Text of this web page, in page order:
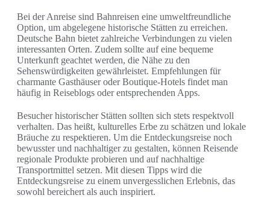
Bei der Anreise sind Bahnreisen eine umweltfreundliche
Option, um abgelegene historische Stätten zu erreichen.
Deutsche Bahn bietet zahlreiche Verbindungen zu vielen
interessanten Orten. Zudem sollte auf eine bequeme
Unterkunft geachtet werden, die Nähe zu den
Sehenswürdigkeiten gewährleistet. Empfehlungen für
charmante Gasthäuser oder Boutique-Hotels findet man
häufig in Reiseblogs oder entsprechenden Apps.
Besucher historischer Stätten sollten sich stets respektvoll
verhalten. Das heißt, kulturelles Erbe zu schätzen und lokale
Bräuche zu respektieren. Um die Entdeckungsreise noch
bewusster und nachhaltiger zu gestalten, können Reisende
regionale Produkte probieren und auf nachhaltige
Transportmittel setzen. Mit diesen Tipps wird die
Entdeckungsreise zu einem unvergesslichen Erlebnis, das
sowohl bereichert als auch inspiriert.